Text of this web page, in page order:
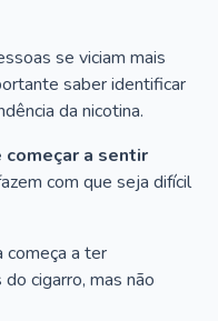
se viciam mais
saber identificar
da nicotina.
começar a sentir
com que seja difícil
começa a ter
cigarro, mas não